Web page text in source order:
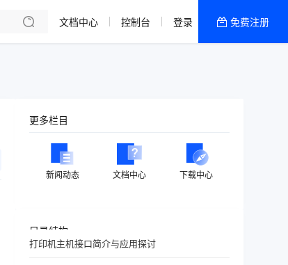
文档中心 控制台 登录 免费注册
更多栏目
新闻动态 文档中心 下载中心
目录结构
打印机主机接口简介与应用探讨